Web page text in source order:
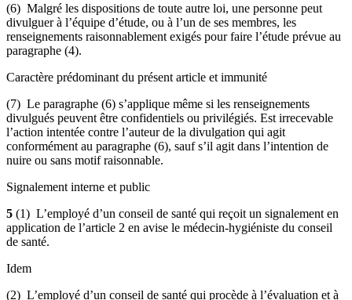
(6) Malgré les dispositions de toute autre loi, une personne peut
divulguer à l’équipe d’étude, ou à l’un de ses membres, les
renseignements raisonnablement exigés pour faire l’étude prévue au
paragraphe (4).
Caractère prédominant du présent article et immunité
(7) Le paragraphe (6) s’applique même si les renseignements
divulgués peuvent être confidentiels ou privilégiés. Est irrecevable
l’action intentée contre l’auteur de la divulgation qui agit
conformément au paragraphe (6), sauf s’il agit dans l’intention de
nuire ou sans motif raisonnable.
Signalement interne et public
5 (1) L’employé d’un conseil de santé qui reçoit un signalement en
application de l’article 2 en avise le médecin-hygiéniste du conseil
de santé.
Idem
(2) L’employé d’un conseil de santé qui procède à l’évaluation et à